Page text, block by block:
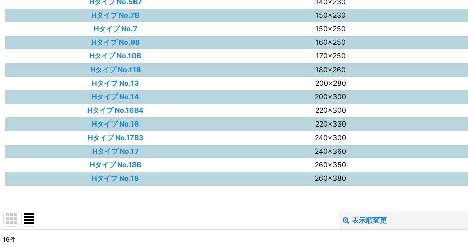
Hタイプ No.7B
150×230
Hタイプ No.7
150×250
Hタイプ No.9B
160×250
Hタイプ No.10B
170×250
Hタイプ No.11B
180×260
Hタイプ No.13
200×280
Hタイプ No.14
200×300
Hタイプ No.16B4
220×300
Hタイプ No.16
220×330
Hタイプ No.17B3
240×300
Hタイプ No.17
240×360
Hタイプ No.18B
260×350
Hタイプ No.18
260×380
表示順変更
16件